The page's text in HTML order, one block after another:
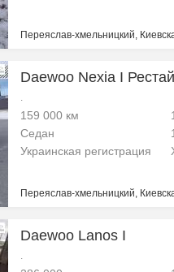
Переяслав-хмельницкий,
Daewoo Nexia I
.
159 000 км
Седан
Украинская регистрация
Переяслав-хмельницкий,
Daewoo Lanos I
.